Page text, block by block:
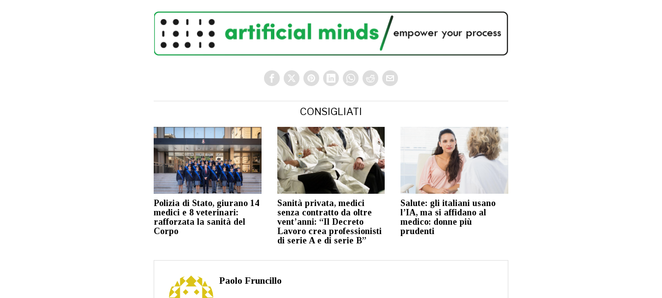
CONSIGLIATI
Polizia di Stato, giurano 14
medici e 8 veterinari:
rafforzata la sanità del
Corpo
Sanità privata, medici
senza contratto da oltre
vent’anni: “Il Decreto
Lavoro crea professionisti
di serie A e di serie B”
Salute: gli italiani usano
l’IA, ma si affidano al
medico: donne più
prudenti
Paolo Fruncillo